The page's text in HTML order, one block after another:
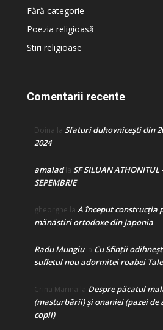
Fără categorie
Poezia religioasă
Stiri religioase
Comentarii recente
Doina la Sfaturi duhovnicești din
2024
amaladla SF SILUAN ATHONITUL
SEPEMBRIE
gheorghe la A început construcţia
mănăstiri ortodoxe din Japonia
Radu Mungiula Cu Sfinții
sufletul nou adormitei roabei
Crina Marina la Despre păcatul
(masturbării) şi onaniei (pazei de
copii)